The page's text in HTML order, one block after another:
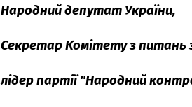
Народний депутат України,
Секретар Комітету з питань
лідер партії "Народний